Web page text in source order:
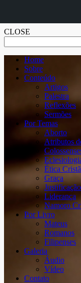
CLOSE
Home
Sobre
Conteúdo
Artigos
Palestra
Reflexões
Sermões
Por Temas
Aborto
Atributos
Ética Cristã
Graça
Justificação
Liderança
Namoro
Por Livro
Mateus
Romanos
Filipenses
Galeria
Áudio
Vídeo
Contato